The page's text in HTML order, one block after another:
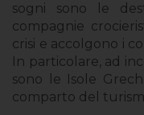
sogni sono le
compagnie
crisi e accolgono i
In particolare, ad
sono le Isole
comparto del